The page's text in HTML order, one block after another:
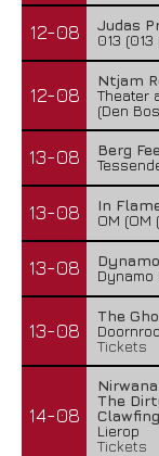
12-08
Judas
013 (013
12-08
Ntjam
Theater
(Den
13-08
Berg
13-08
In
OM (OM
13-08
Dynamo
13-08
The
Tickets
14-08
The
Lierop
Tickets